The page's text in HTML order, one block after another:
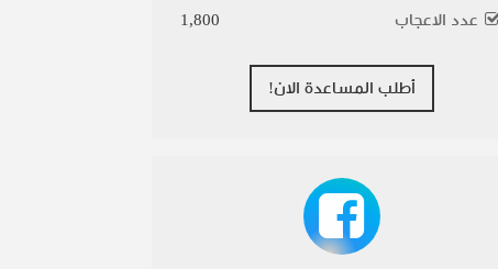
عدد الاعجاب 1,800
أطلب المساعدة الان!